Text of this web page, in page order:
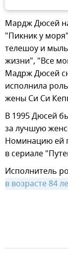
Мардж Дюсей
"Пикник у
телешоу и
жизни", "Все
Мадрж Дюсей
исполнила
жены Си Си
В 1995 Дюсей
за лучшую
Номинацию ей
в сериале
Исполнитель
в возрасте 84